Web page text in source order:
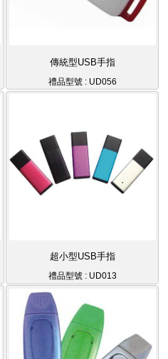
傳統型USB手指
禮品型號 : UD056
超小型USB手指
禮品型號 : UD013